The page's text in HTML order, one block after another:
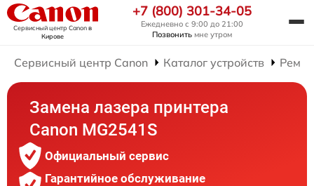
Сервисный центр Canonв
Кирове
+7 (800) 301-34-05
Ежедневно с 9:00 до 21:00
Позвонить мне утром
Сервисный центр Canon Каталог устройств
Замена лазера принтера
Canon MG2541S
Официальный сервис
Гарантийное обслуживание